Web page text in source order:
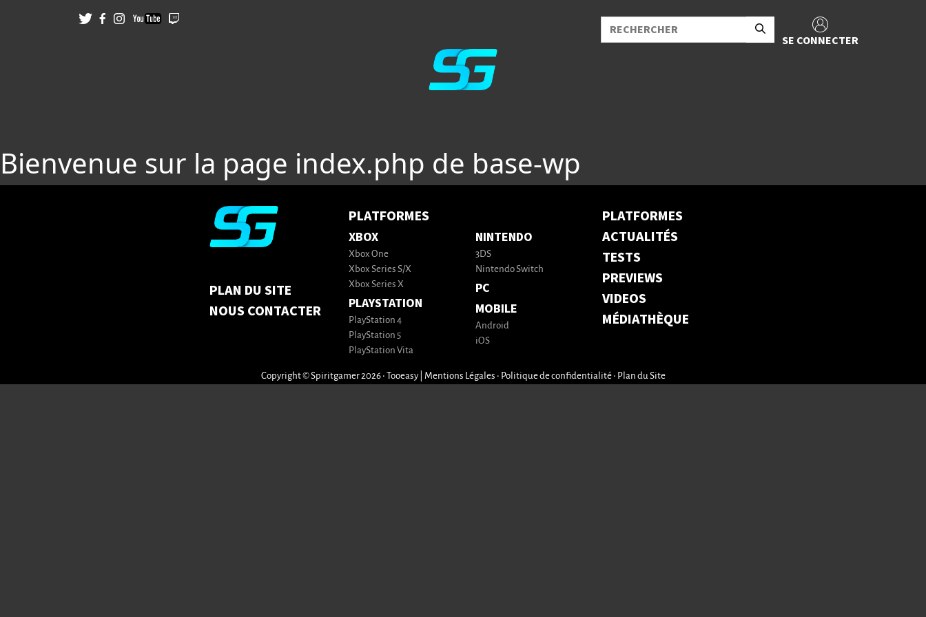
SE CONNECTER
Bienvenue sur la page index.php de base-wp
PLAN DU SITE
NOUS CONTACTER
PLATFORMES
XBOX
Xbox One
Xbox Series S/X
Xbox Series X
PLAYSTATION
PlayStation 4
PlayStation 5
PlayStation Vita
NINTENDO
3DS
Nintendo Switch
PC
MOBILE
Android
iOS
PLATFORMES
ACTUALITÉS
TESTS
PREVIEWS
VIDEOS
MÉDIATHÈQUE
Copyright © Spiritgamer 2026 • Tooeasy Mentions Légales • Politique de confidentialité• Plan du Site